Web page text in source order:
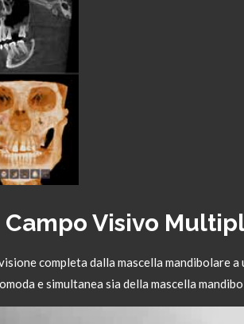
Campo Visivo
completa dalla mascella mandibolare
e simultanea sia della mascella